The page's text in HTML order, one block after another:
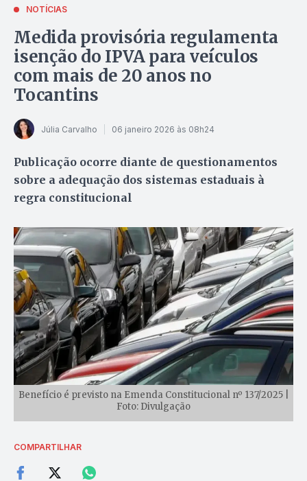
NOTÍCIAS
Medida provisória regulamenta
isenção do IPVA para veículos
com mais de 20 anos no
Tocantins
Júlia Carvalho 06 janeiro 2026 às 08h24
Publicação ocorre diante de questionamentos
sobre a adequação dos sistemas estaduais à
regra constitucional
Benefício é previsto na Emenda Constitucional nº 137/2025 |
Foto: Divulgação
COMPARTILHAR